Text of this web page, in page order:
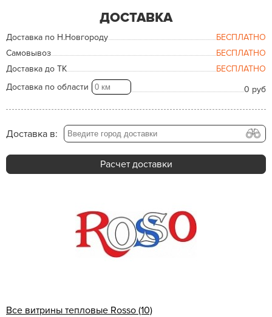
ДОСТАВКА
Доставка по Н.Новгороду
БЕСПЛАТНО
Самовывоз
БЕСПЛАТНО
Доставка до ТК
БЕСПЛАТНО
Доставка по области
0 руб
Доставка в:
Расчет доставки
Все витрины тепловые Rosso (10)